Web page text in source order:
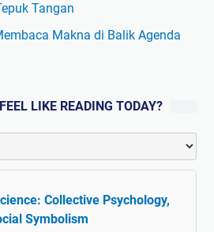
Tangan
Makna di Balik Agenda
LIKE READING TODAY?
Collective Psychology,
Symbolism